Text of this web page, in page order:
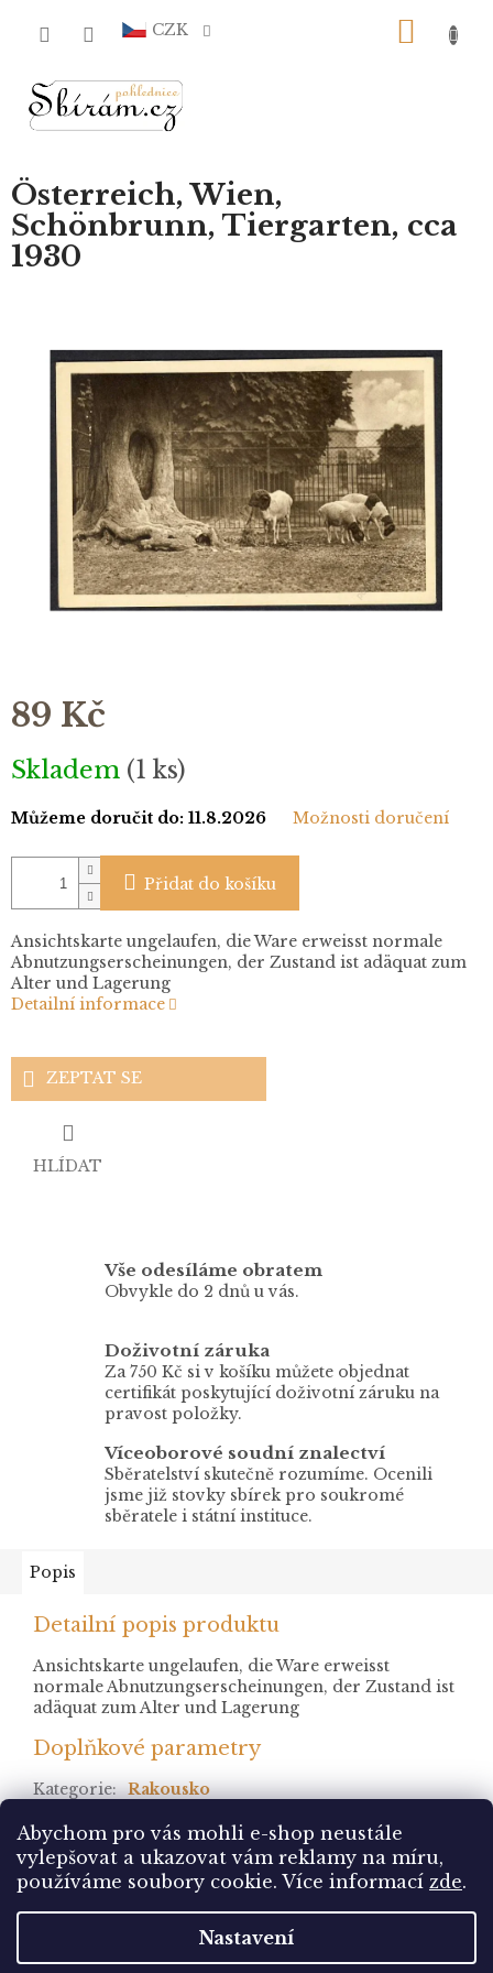
Abychom pro vás mohli e-shop neustále
vylepšovat a ukazovat vám reklamy na míru,
používáme soubory cookie. Více informací zde.
Nastavení
CZK
Österreich, Wien,
Schönbrunn, Tiergarten, cca
1930
89 Kč
Měrná
cena:
Skladem (1 ks)
Můžeme doručit do: 11.8.2026 Možnosti doručení
Přidat do košíku
Ansichtskarte ungelaufen, die Ware erweisst normale
Abnutzungserscheinungen, der Zustand ist adäquat zum
Alter und Lagerung
Detailní informace
ZEPTAT SE
HLÍDAT
Vše odesíláme obratem
Obvykle do 2 dnů u vás.
Doživotní záruka
Za 750 Kč si v košíku můžete objednat
certifikát poskytující doživotní záruku na
pravost položky.
Víceoborové soudní znalectví
Sběratelství skutečně rozumíme. Ocenili
jsme již stovky sbírek pro soukromé
sběratele i státní instituce.
Popis
Detailní popis produktu
Ansichtskarte ungelaufen, die Ware erweisst
normale Abnutzungserscheinungen, der Zustand ist
adäquat zum Alter und Lagerung
Doplňkové parametry
Kategorie: Rakousko